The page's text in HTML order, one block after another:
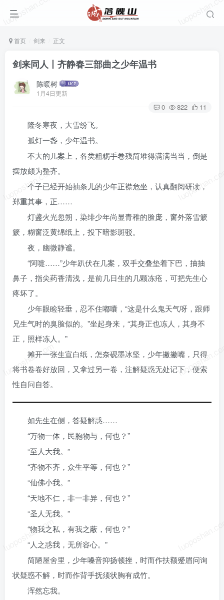
首页 剑来 正文
剑来同人丨齐静春三部曲之少年温书
陈暖树
1月4日更新
0 822 11
luoposhan.com
luoposhan.com
luoposhan.com
luoposhan.com
隆冬寒夜，大雪纷飞。
孤灯一盏，少年温书。
不大的几案上，各类粗粝手卷残简堆得满满当当，倒是
摆放颇为整齐。
个子已经开始抽条儿的少年正襟危坐，认真翻阅研读，
郑重其事，正……
灯盏火光忽朔，染绯少年尚显青稚的脸庞，窗外落雪簌
簌，糊窗泛黄绵纸上，投下暗影斑驳。
夜，幽微静谧。
“阿嚏……”少年趴伏在几案，双手交叠垫着下巴，抽抽
鼻子，指尖药香清浅，是前几日生的几颗冻疮，可把先生心
疼坏了。
少年眼睑轻垂，忍不住嘟囔，“这是什么鬼天气呀，跟师
兄生气时的臭脸似的。”坐起身来，“其身正也冻人，其身不
正，照样冻人。”
摊开一张生宣白纸，怎奈砚墨冰坚，少年撇撇嘴，只得
将书卷卷好放回，又拿过另一卷，注解疑惑无处记下，便索
性自问自答。
如先生在侧，答疑解惑……
“万物一体，民胞物与，何也？”
“至人大我。”
“齐物不齐，众生平等，何也？”
“仙佛小我。”
“天地不仁，非一非异，何也？”
“圣人无我。”
“物我之私，有我之蔽，何也？”
“人之惑我，无所容心。”
简陋屋舍里，少年嗓音抑扬顿挫，时而作扶额蹙眉问询
状疑惑不解，时而作背手抚须状胸有成竹。
浑然忘我。